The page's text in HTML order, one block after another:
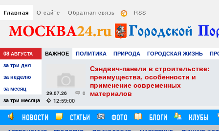
Главная О сайте Обратная связь RSS
08 АВГУСТА ВАЖНОЕ ПОЛИТИКА ПРИРОДА ГОРОДСКАЯ ЖИЗНЬ
ТЕХНОЛОГИИ
за три дня
за неделю
за месяц
за три месяца
советы для
0
29.07.26
12:59:00
Сэндвич-панели в строительстве:
преимущества, особенности и
применение современных
материалов
НОВОСТИ СТАТЬИ ФОТО БЛОГИ
КЛУБЫ